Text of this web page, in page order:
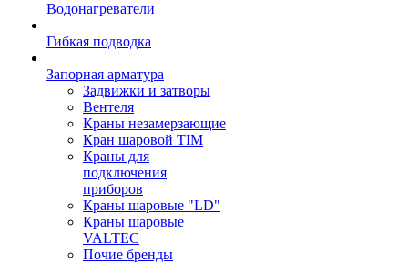
Водонагреватели
Гибкая подводка
Запорная арматура
Задвижки и затворы
Вентеля
Краны незамерзающие
Кран шаровой TIM
Краны для
подключения
приборов
Краны шаровые "LD"
Краны шаровые
VALTEC
Почие бренды